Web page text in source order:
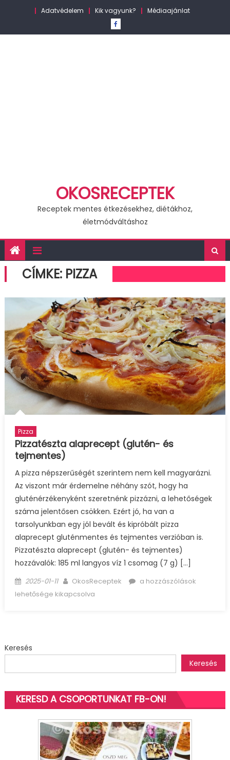
Adatvédelem Kik vagyunk? Médiaajánlat
OKOSRECEPTEK
Receptek mentes étkezésekhez, diétákhoz,
életmódváltáshoz
CÍMKE: PIZZA
Pizza
Pizzatészta alaprecept (glutén- és
tejmentes)
A pizza népszerűségét szerintem nem kell magyarázni.
Az viszont már érdemelne néhány szót, hogy ha
gluténérzékenyként szeretnénk pizzázni, a lehetőségek
száma jelentősen csökken. Ezért jó, ha van a
tarsolyunkban egy jól bevált és kipróbált pizza
alaprecept gluténmentes és tejmentes verzióban is.
Pizzatészta alaprecept (glutén- és tejmentes)
hozzávalók: 185 ml langyos víz 1 csomag (7 g) […]
Posted
on
2025-01-11 Author
OkosReceptek
Pizzatészta
a hozzászólások
lehetősége kikapcsolva
Keresés
Keresés
KERESD A CSOPORTUNKAT FB-ON!